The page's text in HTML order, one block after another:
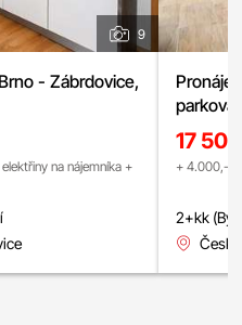
9
- Zábrdovice,
na nájemníka +
17
+ 4.000,-
2+kk
Česká